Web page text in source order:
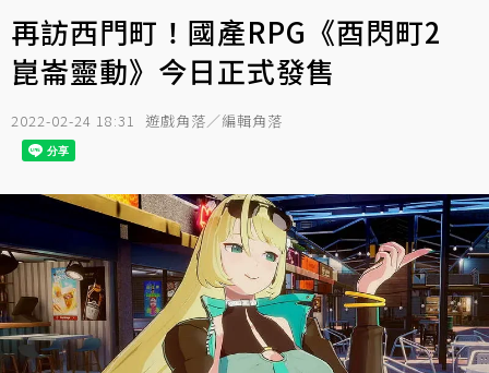
再訪西門町！國產RPG《酉閃町2
崑崙靈動》今日正式發售
2022-02-24 18:31 遊戲角落／編輯角落